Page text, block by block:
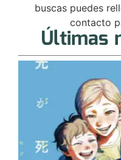
buscas puedes
contacto
Últimas